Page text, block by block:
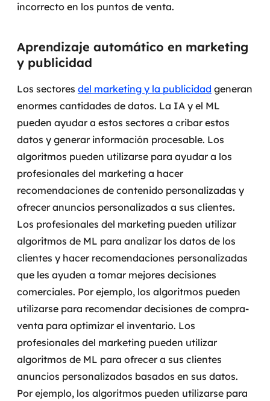
incorrecto en los puntos de venta.
Aprendizaje automático en marketing
y publicidad
Los sectores del marketing y la publicidad generan
enormes cantidades de datos. La IA y el ML
pueden ayudar a estos sectores a cribar estos
datos y generar información procesable. Los
algoritmos pueden utilizarse para ayudar a los
profesionales del marketing a hacer
recomendaciones de contenido personalizadas y
ofrecer anuncios personalizados a sus clientes.
Los profesionales del marketing pueden utilizar
algoritmos de ML para analizar los datos de los
clientes y hacer recomendaciones personalizadas
que les ayuden a tomar mejores decisiones
comerciales. Por ejemplo, los algoritmos pueden
utilizarse para recomendar decisiones de compra-
venta para optimizar el inventario. Los
profesionales del marketing pueden utilizar
algoritmos de ML para ofrecer a sus clientes
anuncios personalizados basados en sus datos.
Por ejemplo, los algoritmos pueden utilizarse para